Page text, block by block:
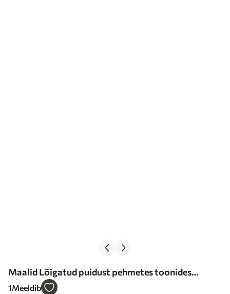
Maalid Lõigatud puidust pehmetes toonides
sõrmus Nr s36005
1Meeldib